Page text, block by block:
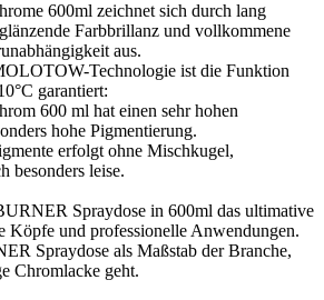
600ml zeichnet sich durch lang
Farbbrillanz und vollkommene
aus.
Technologie ist die Funktion
garantiert:
600 ml hat einen sehr hohen
hohe Pigmentierung.
erfolgt ohne Mischkugel,
besonders leise.
Spraydose in 600ml das ultimative
Köpfe und professionelle Anwendungen.
Spraydose als Maßstab der Branche,
Chromlacke geht.